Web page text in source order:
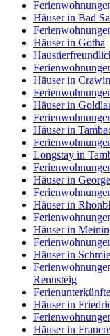
Häuser in Bad
Häuser in Gotha
Häuser in
Häuser in
Häuser in
Longstay in
Häuser in
Häuser in
Häuser in
Häuser in
Rennsteig
Häuser in
Häuser in